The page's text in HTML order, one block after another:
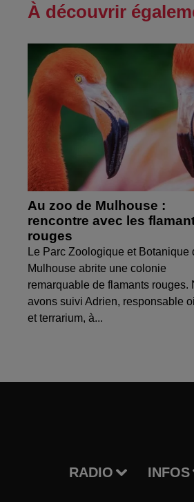
À découvrir
Au zoo de Mulhouse :
rencontre avec les
rouges
Le Parc Zoologique et Botanique
Mulhouse abrite une colonie
remarquable de flamants rouges.
avons suivi Adrien, responsable
et terrarium, à...
RADIO INFOS